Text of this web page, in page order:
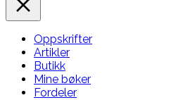
Oppskrifter
Artikler
Butikk
Mine bøker
Fordeler